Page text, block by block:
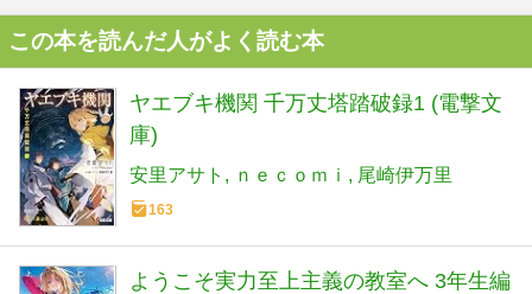
この本を読んだ人がよく読む本
ヤエブキ機関 千万丈塔踏破録1 (電撃文
庫)
安里アサト ｎｅｃｏｍｉ 尾崎伊万里
163
ようこそ実力至上主義の教室へ 3年生編